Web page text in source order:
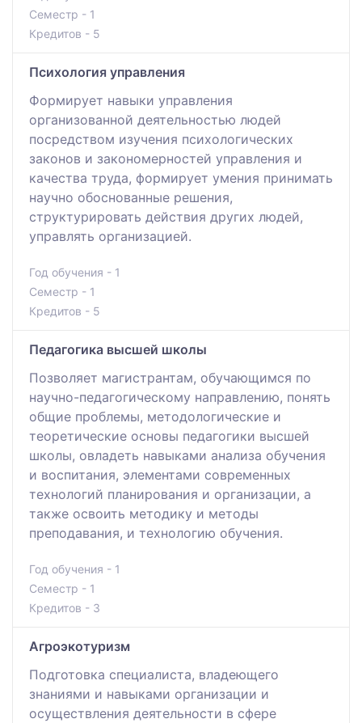
Семестр - 1
Кредитов - 5
Психология управления
Формирует навыки управления
организованной деятельностью людей
посредством изучения психологических
законов и закономерностей управления и
качества труда, формирует умения принимать
научно обоснованные решения,
структурировать действия других людей,
управлять организацией.
Год обучения - 1
Семестр - 1
Кредитов - 5
Педагогика высшей школы
Позволяет магистрантам, обучающимся по
научно-педагогическому направлению, понять
общие проблемы, методологические и
теоретические основы педагогики высшей
школы, овладеть навыками анализа обучения
и воспитания, элементами современных
технологий планирования и организации, а
также освоить методику и методы
преподавания, и технологию обучения.
Год обучения - 1
Семестр - 1
Кредитов - 3
Агроэкотуризм
Подготовка специалиста, владеющего
знаниями и навыками организации и
осуществления деятельности в сфере